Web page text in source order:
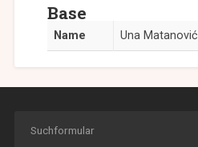
Base
Name Una Matanović